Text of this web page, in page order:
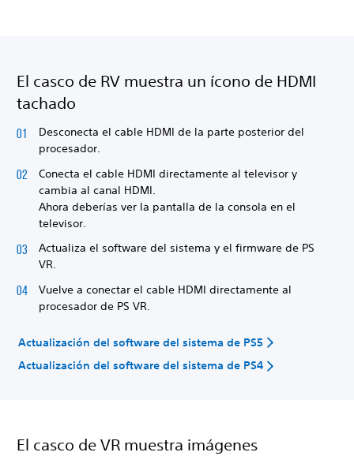
El casco de RV muestra un ícono de HDMI
tachado
Desconecta el cable HDMI de la parte posterior del
procesador.
Conecta el cable HDMI directamente al televisor y
cambia al canal HDMI.
Ahora deberías ver la pantalla de la consola en el
televisor.
Actualiza el software del sistema y el firmware de PS
VR.
Vuelve a conectar el cable HDMI directamente al
procesador de PS VR.
Actualización del software del sistema de PS5
Actualización del software del sistema de PS4
El casco de VR muestra imágenes